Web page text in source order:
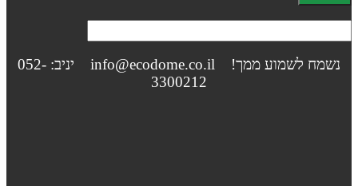
נשמח לשמוע ממך! info@ecodome.co.il יניב: 052-
3300212